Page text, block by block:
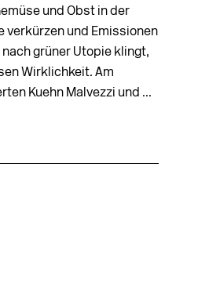
und Obst in der
verkürzen und Emissionen
grüner Utopie klingt,
Wirklichkeit. Am
Kuehn Malvezzi und ...